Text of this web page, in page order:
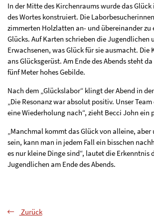
In der Mitte des Kirchenraums wurde das
des Wortes konstruiert. Die
zimmerten Holzlatten an- und übereinander zu
Glücks. Auf Karten schrieben die Jugendlichen
Erwachsenen, was Glück für sie ausmacht. Die
ans Glücksgerüst. Am Ende des Abends steht
fünf Meter hohes Gebilde.
Nach dem „Glückslabor“ klingt der Abend in
„Die Resonanz war absolut positiv. Unser
eine Wiederholung nach“, zieht Becci John ein
„Manchmal kommt das Glück von alleine,
sein, kann man in jedem Fall ein bisschen
es nur kleine Dinge sind“, lautet die Erkenntnis
Jugendlichen am Ende des Abends.
Zurück